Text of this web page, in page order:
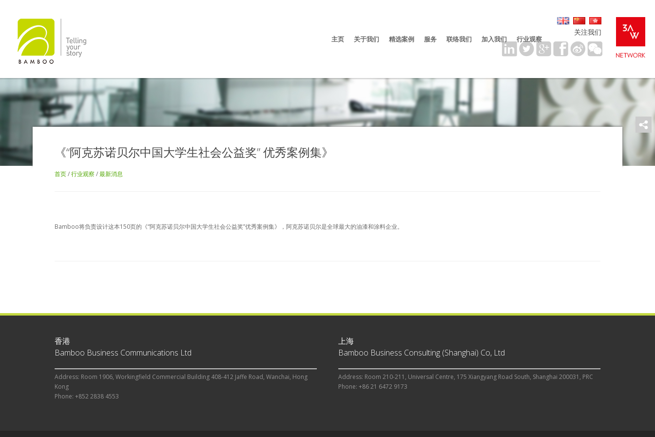
主页 关于我们 精选案例 服务 联络我们 加入我们 行业观察
关注我们
《“阿克苏诺贝尔中国大学生社会公益奖” 优秀案例集》
首页/行业观察 /最新消息
Bamboo将负责设计这本150页的《“阿克苏诺贝尔中国大学生社会公益奖”优秀案例集》，阿克苏诺贝尔是全球最大的油漆和涂料企业。
香港
Bamboo Business Communications Ltd
Address: Room 1906, Workingfield Commercial Building 408-412 Jaffe Road, Wanchai, Hong
Kong
Phone: +852 2838 4553
上海
Bamboo Business Consulting (Shanghai) Co, Ltd
Address: Room 210-211, Universal Centre, 175 Xiangyang Road South, Shanghai 200031, PRC
Phone: +86 21 6472 9173